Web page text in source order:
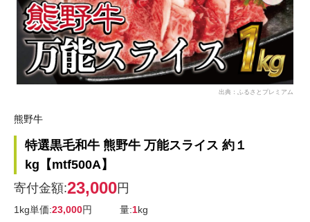
出典：ふるさとプレミアム
熊野牛
特選黒毛和牛 熊野牛 万能スライス 約１
kg【mtf500A】
寄付金額:23,000円
1kg単価:23,000円 量:1kg